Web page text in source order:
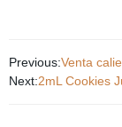
Previous:Venta
Next:2mL Cookies